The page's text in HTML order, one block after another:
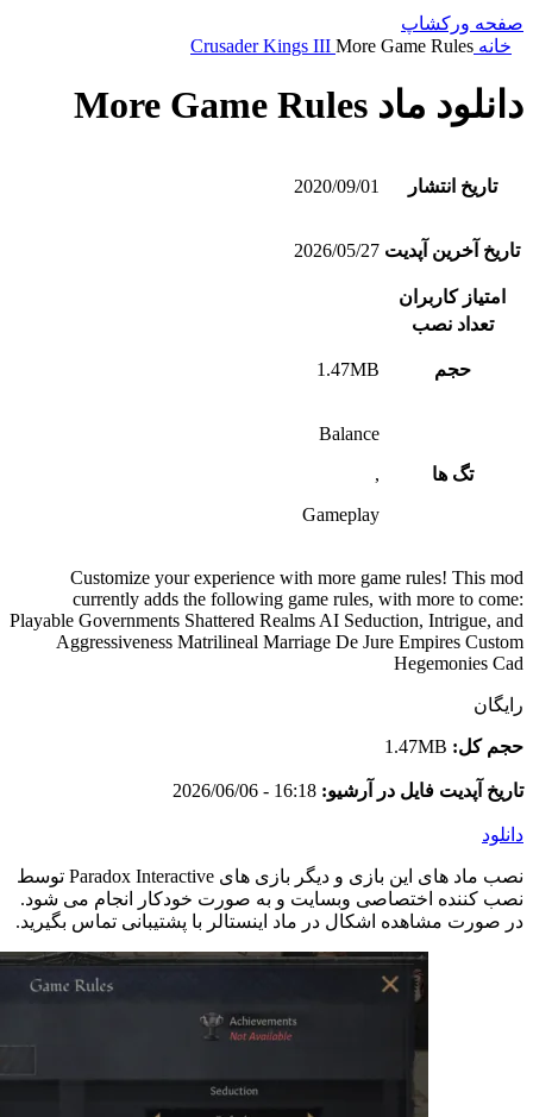
صفحه ورکشاپ
خانه
Crusader Kings III More Game Rules
دانلود ماد More Game Rules
تاریخ انتشار 2020/09/01
تاریخ آخرین آپدیت 2026/05/27
امتیاز کاربران
تعداد نصب
حجم 1.47MB
تگ ها
Balance
,
Gameplay
Customize your experience with more game rules! This mod
currently adds the following game rules, with more to come:
Playable Governments Shattered Realms AI Seduction, Intrigue, and
Aggressiveness Matrilineal Marriage De Jure Empires Custom
Hegemonies Cad
رایگان
حجم کل: 1.47MB
تاریخ آپدیت فایل در آرشیو: 16:18 - 2026/06/06
دانلود
نصب ماد های این بازی و دیگر بازی های Paradox Interactive توسط
نصب کننده اختصاصی وبسایت و به صورت خودکار انجام می شود.
در صورت مشاهده اشکال در ماد اینستالر با پشتیبانی تماس بگیرید.